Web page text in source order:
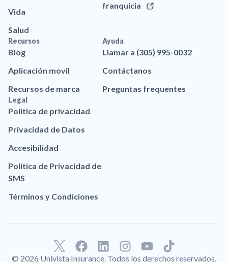
Vida
Salud
franquicia
Recursos
Blog
Aplicación movil
Recursos de marca
Ayuda
Llamar a (305) 995-0032
Contáctanos
Preguntas frequentes
Legal
Política de privacidad
Privacidad de Datos
Accesibilidad
Política de Privacidad de
SMS
Términos y Condiciones
F
a
L
i
I
n
Y
o
T
i
© 2026 Univista Insurance. Todos los derechos reservados.